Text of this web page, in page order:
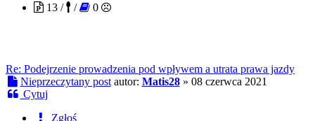
13 /
/ 0
Re: Podejrzenie prowadzenia pod wpływem a utrata prawa jazdy
Nieprzeczytany post autor: Matis28» 08 czerwca 2021
Cytuj
Zgłoś